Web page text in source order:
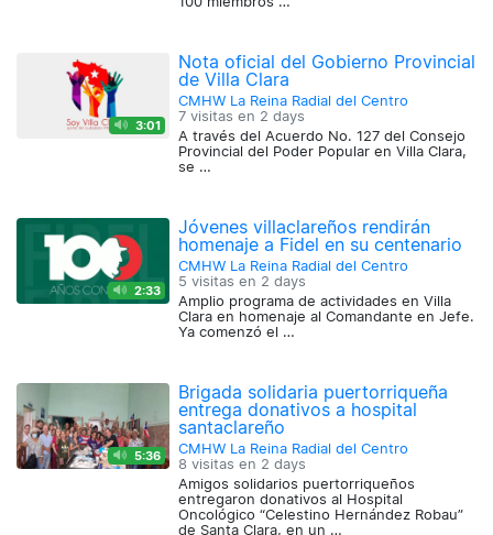
3:01
Nota oficial del Gobierno Provincial
de Villa Clara
CMHW La Reina Radial del Centro
7 visitas en 2 days
A través del Acuerdo No. 127 del Consejo
Provincial del Poder Popular en Villa Clara,
se …
2:33
Jóvenes villaclareños rendirán
homenaje a Fidel en su centenario
CMHW La Reina Radial del Centro
5 visitas en 2 days
Amplio programa de actividades en Villa
Clara en homenaje al Comandante en Jefe.
Ya comenzó el …
5:36
Brigada solidaria puertorriqueña
entrega donativos a hospital
santaclareño
CMHW La Reina Radial del Centro
8 visitas en 2 days
Amigos solidarios puertorriqueños
entregaron donativos al Hospital
Oncológico “Celestino Hernández Robau”
de Santa Clara, en un …